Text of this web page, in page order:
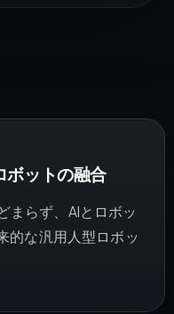
ボットの融合
まらず、AIとロボッ
的な汎用人型ロボッ